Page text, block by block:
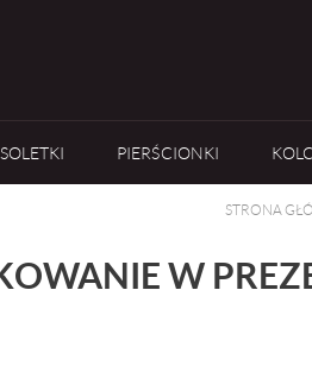
PIERŚCIONKI
STRONA
W